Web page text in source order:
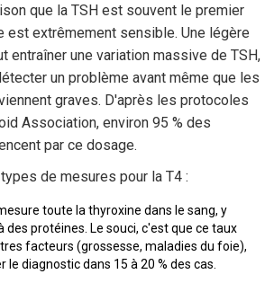
que la TSH est souvent le premier
est extrêmement sensible. Une légère
entraîner une variation massive de TSH,
un problème avant même que les
graves. D'après les protocoles
Association, environ 95 % des
par ce dosage.
de mesures pour la T4 :
toute la thyroxine dans le sang, y
des protéines. Le souci, c'est que ce taux
facteurs (grossesse, maladies du foie),
le diagnostic dans 15 à 20 % des cas.